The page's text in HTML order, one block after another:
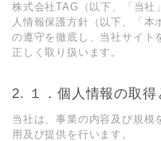
株式会社TAG（以下、「当社
⼈情報保護⽅針（以下、「本
の遵守を徹底し、当社サイト
正しく取り扱います。
１．個⼈情報の取得
当社は、事業の内容及び規模
⽤及び提供を⾏います。